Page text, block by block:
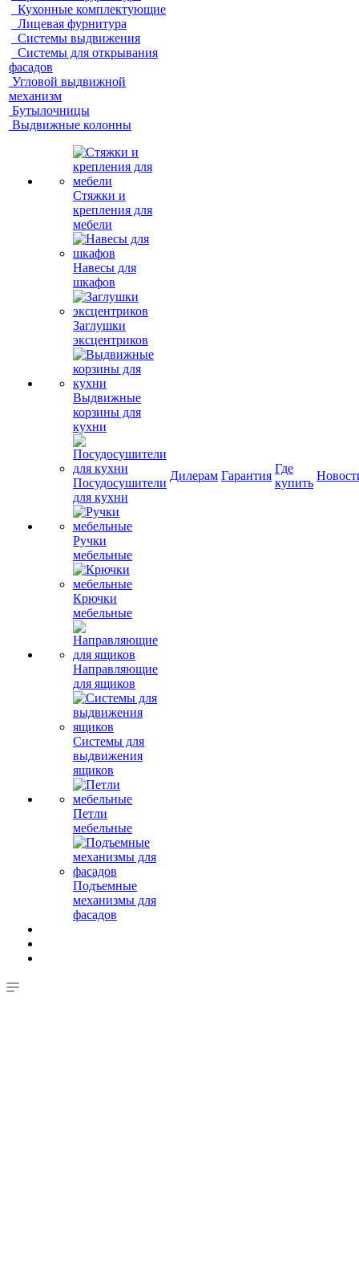
Кухонные комплектующие
Лицевая фурнитура
Системы выдвижения
Системы для открывания
фасадов
Угловой выдвижной
механизм
Бутылочницы
Выдвижные колонны
Стяжки и
крепления для
мебели
Навесы для
шкафов
Заглушки
эксцентриков
Выдвижные
корзины для
кухни
Посудосушители
для кухни
Ручки
мебельные
Крючки
мебельные
Направляющие
для ящиков
Системы для
выдвижения
ящиков
Петли
мебельные
Подъемные
механизмы для
фасадов
Дилерам Гарантия
Где
купить